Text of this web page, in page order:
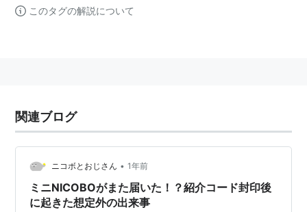
このタグの解説について
関連ブログ
ニコボとおじさん • 1年前
ミニNICOBOがまた届いた！？紹介コード封印後
に起きた想定外の出来事